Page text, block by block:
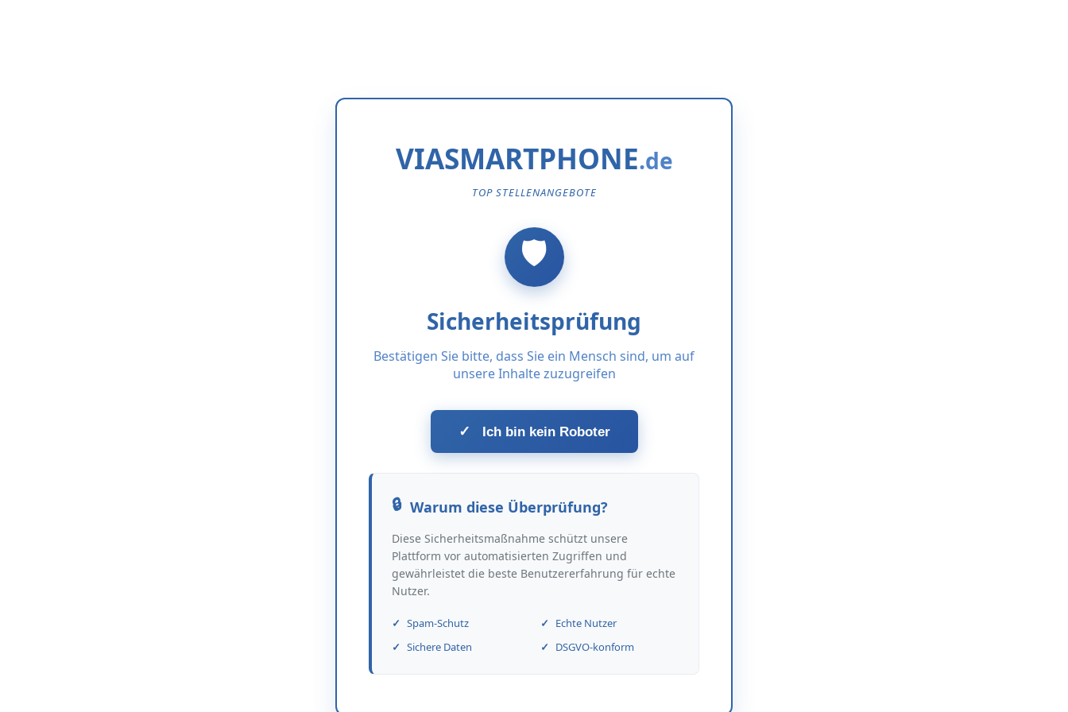
VIASMARTPHONE
TOP STELLENANGEBOTE
Sicherheitsprüfung
Bestätigen Sie bitte, dass Sie ein Mensch sind, um auf
unsere Inhalte zuzugreifen
✓ Ich bin kein Roboter
Warum diese Überprüfung?
Diese Sicherheitsmaßnahme schützt unsere
Plattform vor automatisierten Zugriffen und
gewährleistet die beste Benutzererfahrung für echte
Nutzer.
Spam-Schutz
Echte Nutzer
Sichere Daten
DSGVO-konform